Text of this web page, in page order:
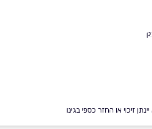
זיכוי או החזר כספי בגינו